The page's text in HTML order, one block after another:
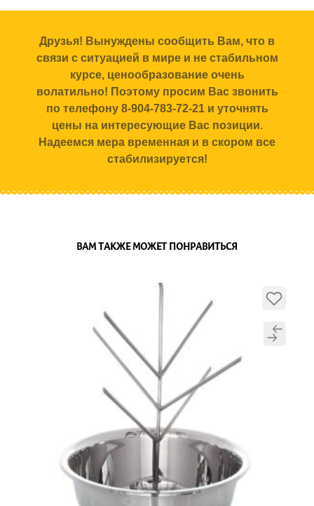
Друзья! Вынуждены сообщить Вам, что в
связи с ситуацией в мире и не стабильном
курсе, ценообразование очень
волатильно! Поэтому просим Вас звонить
по телефону 8-904-783-72-21 и уточнять
цены на интересующие Вас позиции.
Надеемся мера временная и в скором все
стабилизируется!
ВАМ ТАКЖЕ МОЖЕТ ПОНРАВИТЬСЯ